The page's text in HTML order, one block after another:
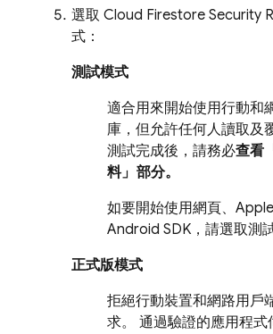
選取 Cloud Firestore Security
式：
測試模式
適合用來開始使用行動和
庫，但允許任何人讀取及
測試完成後，請務必查看
料」 部分。
如要開始使用網頁、
Android SDK，請選取測試
正式版模式
拒絕行動裝置和網路用戶
求。 通過驗證的應用程式